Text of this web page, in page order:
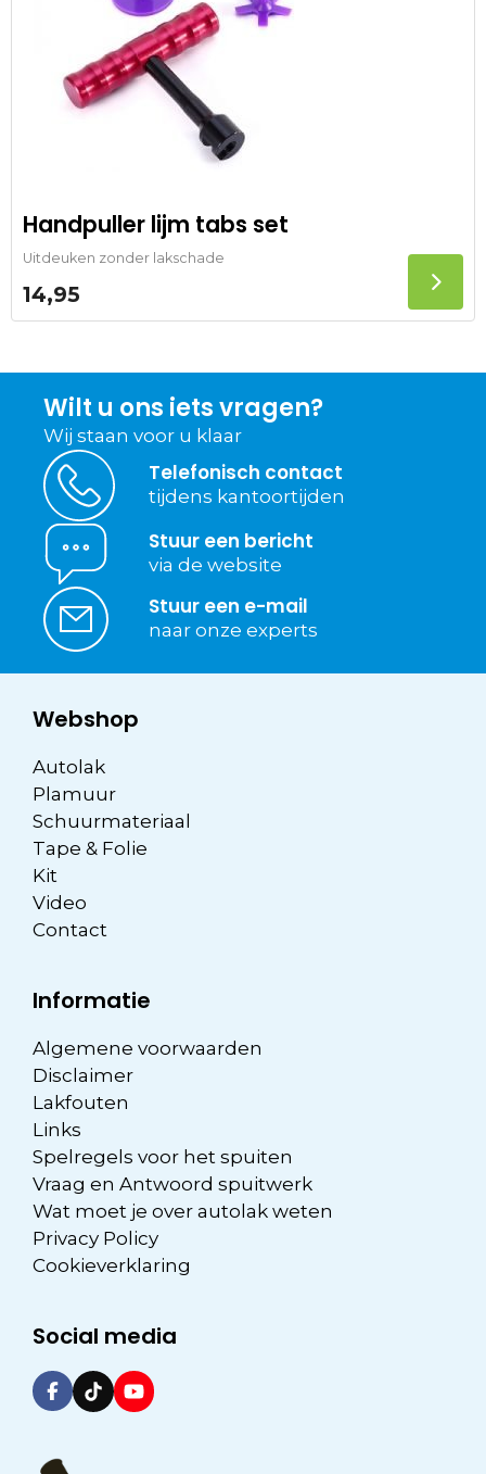
Handpuller lijm tabs set
Uitdeuken zonder lakschade
14,95
Wilt u ons iets vragen?
Wij staan voor u klaar
Telefonisch contact
tijdens kantoortijden
Stuur een bericht
via de website
Stuur een e-mail
naar onze experts
Webshop
Autolak
Plamuur
Schuurmateriaal
Tape & Folie
Kit
Video
Contact
Informatie
Algemene voorwaarden
Disclaimer
Lakfouten
Links
Spelregels voor het spuiten
Vraag en Antwoord spuitwerk
Wat moet je over autolak weten
Privacy Policy
Cookieverklaring
Social media